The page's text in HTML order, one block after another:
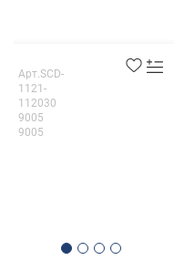
Арт.SCD-
1121-
112030
9005
9005